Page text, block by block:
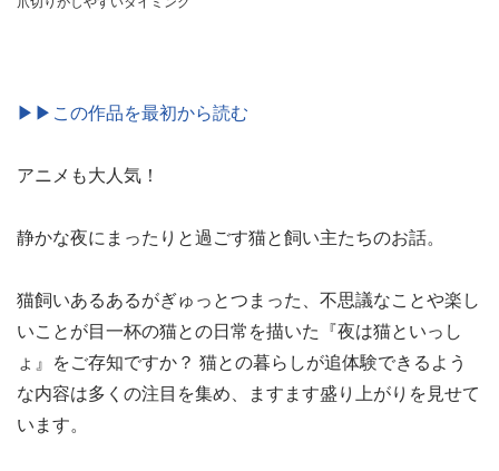
▶▶この作品を最初から読む
アニメも大人気！
静かな夜にまったりと過ごす猫と飼い主たちのお話。
猫飼いあるあるがぎゅっとつまった、不思議なことや楽し
いことが目一杯の猫との日常を描いた『夜は猫といっし
ょ』をご存知ですか？ 猫との暮らしが追体験できるよう
な内容は多くの注目を集め、ますます盛り上がりを見せて
います。